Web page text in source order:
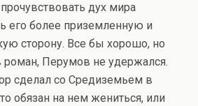
дух мира
его более приземленную и
сторону. Все бы хорошо, но
роман, Перумов не удержался.
сделал со Средиземьем в
обязан на нем жениться, или